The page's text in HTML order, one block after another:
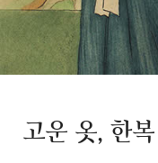
고운 옷, 한복